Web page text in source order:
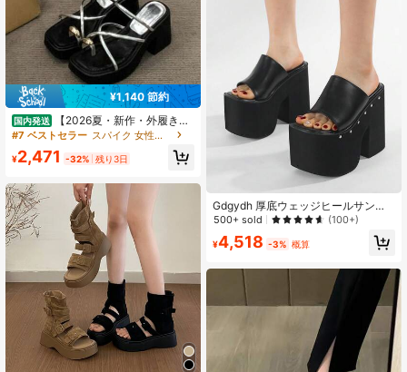
¥1,140 節約
国内発送
【2026夏・新作・外履き対
応】低身長さんに◎ 厚底 太めヒール
アル 快適 ワンストラップ ローマサ
#7 ベストセラー スパイク 女性用サンダル
¥2,471 -32% 残り3日
Gdgydh 厚底ウェッジヒールサンダ
ル レディース クラシック スリッパ
ル ファッション リベット ハイヒー
500+ sold (100+)
¥4,518 -3% 概算